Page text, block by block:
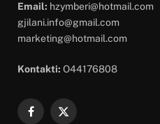
Email: hzymberi@hotmail.com
gjilani.info@gmail.com
marketing@hotmail.com
Kontakti: O44176808
Facebook
X